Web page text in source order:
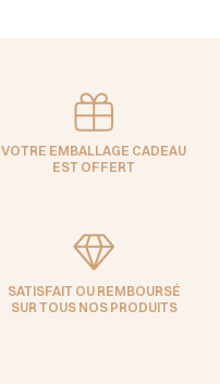
VOTRE EMBALLAGE CADEAU
EST OFFERT
SATISFAIT OU REMBOURSÉ
SUR TOUS NOS PRODUITS